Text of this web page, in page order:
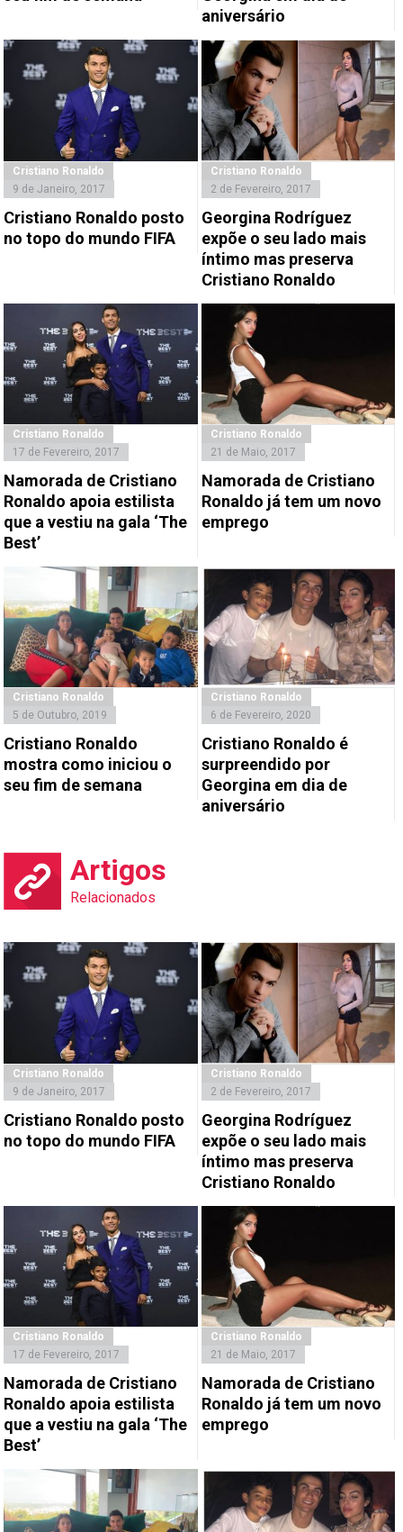
aniversário
Cristiano Ronaldo
9 de Janeiro, 2017
Cristiano Ronaldo posto
no topo do mundo FIFA
Cristiano Ronaldo
2 de Fevereiro, 2017
Georgina Rodríguez
expõe o seu lado mais
íntimo mas preserva
Cristiano Ronaldo
Cristiano Ronaldo
17 de Fevereiro, 2017
Namorada de Cristiano
Ronaldo apoia estilista
que a vestiu na gala ‘The
Best’
Cristiano Ronaldo
21 de Maio, 2017
Namorada de Cristiano
Ronaldo já tem um novo
emprego
Cristiano Ronaldo
5 de Outubro, 2019
Cristiano Ronaldo
mostra como iniciou o
seu fim de semana
Cristiano Ronaldo
6 de Fevereiro, 2020
Cristiano Ronaldo é
surpreendido por
Georgina em dia de
aniversário
Artigos
Relacionados
Cristiano Ronaldo
9 de Janeiro, 2017
Cristiano Ronaldo posto
no topo do mundo FIFA
Cristiano Ronaldo
2 de Fevereiro, 2017
Georgina Rodríguez
expõe o seu lado mais
íntimo mas preserva
Cristiano Ronaldo
Cristiano Ronaldo
17 de Fevereiro, 2017
Namorada de Cristiano
Ronaldo apoia estilista
que a vestiu na gala ‘The
Best’
Cristiano Ronaldo
21 de Maio, 2017
Namorada de Cristiano
Ronaldo já tem um novo
emprego